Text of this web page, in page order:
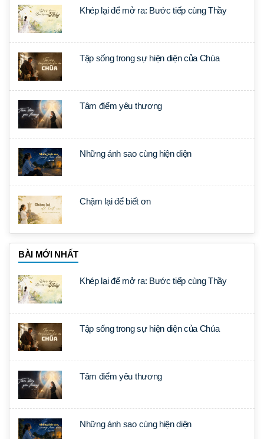
Khép lại để mở ra: Bước tiếp cùng Thầy
Tập sống trong sự hiện diện của Chúa
Tâm điểm yêu thương
Những ánh sao cùng hiện diện
Chậm lại để biết ơn
BÀI MỚI NHẤT
Khép lại để mở ra: Bước tiếp cùng Thầy
Tập sống trong sự hiện diện của Chúa
Tâm điểm yêu thương
Những ánh sao cùng hiện diện